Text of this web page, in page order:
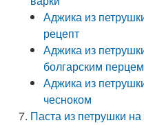
Аджика из
рецепт
Аджика из
болгарским перцем
Аджика из
чесноком
Паста из петрушки